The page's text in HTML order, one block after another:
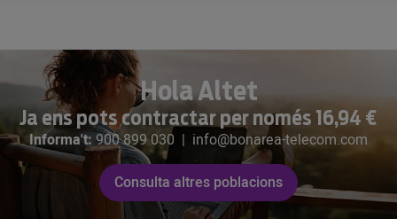
Hola Altet
Ja ens pots contractar per només 16,94 €
Informa't:900 899 030 | info@bonarea-telecom.com
Consulta altres poblacions